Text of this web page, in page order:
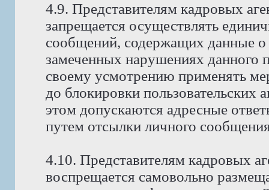
4.9. Представителям кадровых
запрещается осуществлять
сообщений, содержащих данные о
замеченных нарушениях данного
своему усмотрению применять
до блокировки
этом допускаются адресные
путем отсылки личного
4.10. Представителям кадровых
воспрещается самовольно